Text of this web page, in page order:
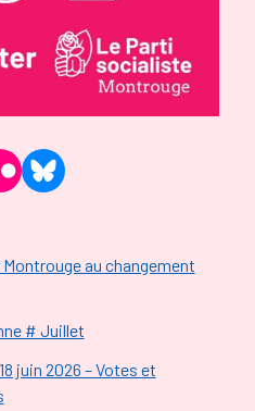
au changement
# Juillet
juin 2026 – Votes et